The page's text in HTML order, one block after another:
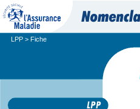
LPP > Fiche